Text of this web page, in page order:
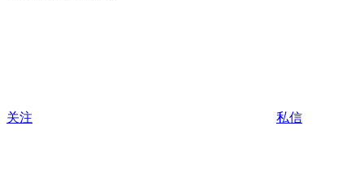
关注 私信